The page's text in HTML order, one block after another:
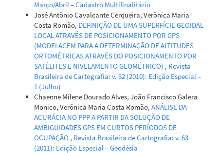
Março/Abril – Cadastro Multifinalitário
José Antônio Cavalcante Cerqueira, Verônica Maria
Costa Romão, DEFINIÇÃO DE UMA SUPERFÍCIE GEOIDAL
LOCAL ATRAVÉS DE POSICIONAMENTO POR GPS
(MODELAGEM PARA A DETERMINAÇÃO DE ALTITUDES
ORTOMÉTRICAS ATRAVÉS DO POSICIONAMENTO POR
SATÉLITES E NIVELAMENTO GEOMÉTRICO) , Revista
Brasileira de Cartografia: v. 62 (2010): Edição Especial –
1 (Julho)
Chaenne Milene Dourado Alves, João Francisco Galera
Monico, Verônica Maria Costa Romão, ANÁLISE DA
ACURÁCIA NO PPP A PARTIR DA SOLUÇÃO DE
AMBIGUIDADES GPS EM CURTOS PERÍODOS DE
OCUPAÇÃO , Revista Brasileira de Cartografia: v. 63
(2011): Edição Especial – Geodésia